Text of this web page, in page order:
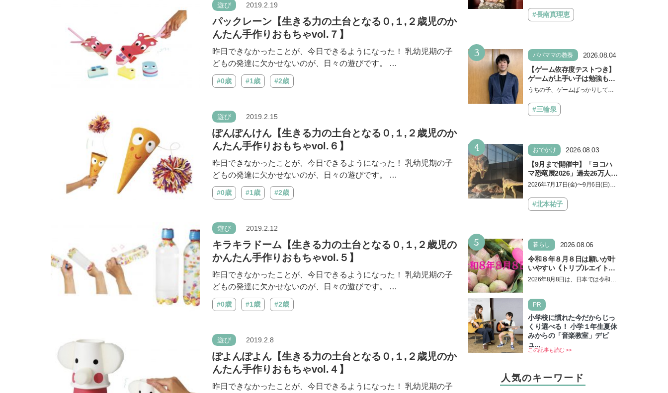
遊び 2019.2.19
パックレーン【生きる力の土台となる０,１,２歳児のか
んたん手作りおもちゃvol.７】
昨日できなかったことが、今日できるようになった！ 乳幼児期の子
どもの発達に欠かせないのが、日々の遊びです。 …
#0歳 #1歳 #2歳
遊び 2019.2.15
ぽんぽんけん【生きる力の土台となる０,１,２歳児のか
んたん手作りおもちゃvol.６】
昨日できなかったことが、今日できるようになった！ 乳幼児期の子
どもの発達に欠かせないのが、日々の遊びです。 …
#0歳 #1歳 #2歳
遊び 2019.2.12
キラキラドーム【生きる力の土台となる０,１,２歳児の
かんたん手作りおもちゃvol.５】
昨日できなかったことが、今日できるようになった！ 乳幼児期の子
どもの発達に欠かせないのが、日々の遊びです。 …
#0歳 #1歳 #2歳
遊び 2019.2.8
ぽよんぽよん【生きる力の土台となる０,１,２歳児のか
んたん手作りおもちゃvol.４】
昨日できなかったことが、今日できるようになった！ 乳幼児期の子
『パウ・パトロール ザ・ダイ
ノ・ムービー』ではあきらめ
の劇場版シリーズ第3弾、映画『パ
ウ・パトロール ザ…
#長南真理恵
3 パパママの教養
2026.08.04
【ゲーム依存度テストつき】
ゲームが上手い子は勉強もで
きる？御三家中高卒でゲーマ
えるゲームしながら受験で勝
つためのメソッド
うちの子、ゲームばっかりしてい
言し、子どもとトラブルになる家
庭は多いもの。でも…
#三輪泉
4 おでかけ
2026.08.03
【9月まで開催中】「ヨコハ
マ恐竜展2026」過去26万人を
動員した恐竜展が9年ぶりに
しむポイントを完全ガイド
2026年7月17日(金)〜9月6日(日)、
「ヨコハマ恐竜展2026〜恐竜の食
卓大図鑑〜」が開催…
#北本祐子
5 暮らし
2026.08.06
令和８年８月８日は願いが叶
いやすい《トリプルエイト》
の日！ 13日の獅子座の新月
2026年8月8日は、日本では令和8
ズゲート」というとって…
PR
小学校に慣れた今だからじっ
くり選べる！ 小学１年生夏休
みからの「音楽教室」デビ
ュ...
この記事も読む >>
人気のキーワード